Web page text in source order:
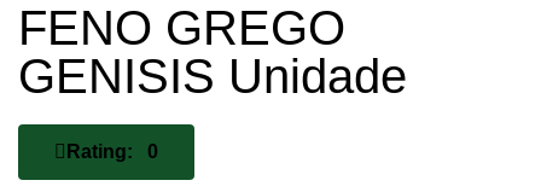
FENO GREGO
GENISIS Unidade
Rating: 0